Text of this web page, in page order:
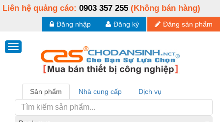
Liên hệ quảng cáo: 0903 357 255 (Không bán hàng)
Đăng sản phẩm
Đăng ký
Đăng nhập
Sản phẩm Nhà cung cấp Dịch vụ